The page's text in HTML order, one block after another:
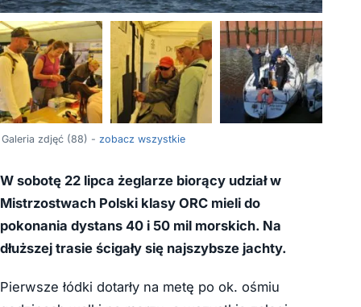
Galeria zdjęć (88) - zobacz wszystkie
W sobotę 22 lipca żeglarze biorący udział w
Mistrzostwach Polski klasy ORC mieli do
pokonania dystans 40 i 50 mil morskich. Na
dłuższej trasie ścigały się najszybsze jachty.
Pierwsze łódki dotarły na metę po ok. ośmiu